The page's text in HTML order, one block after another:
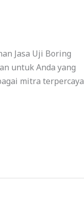
Jasa Uji Boring
untuk Anda yang
mitra terpercaya